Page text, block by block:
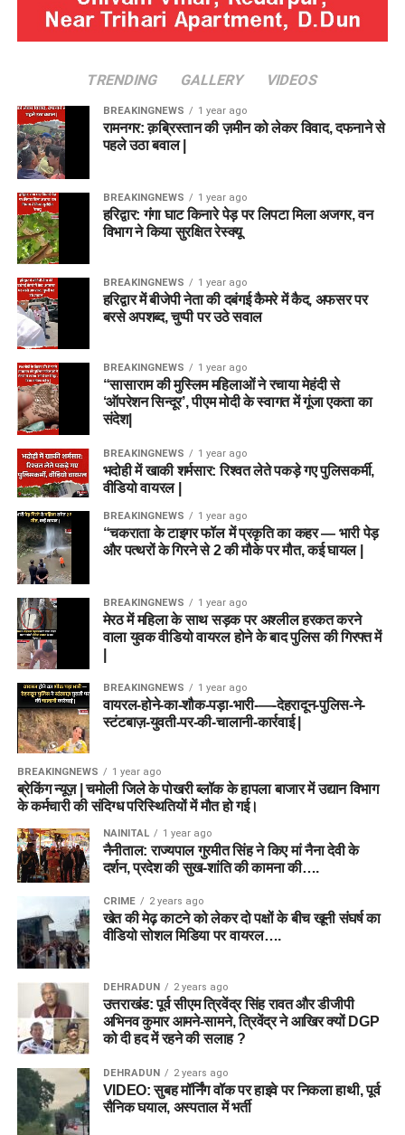
TRENDING GALLERY VIDEOS
BREAKINGNEWS 1 year ago
रामनगर: क़ब्रिस्तान की ज़मीन को लेकर विवाद, दफनाने से
पहले उठा बवाल |
BREAKINGNEWS 1 year ago
हरिद्वार: गंगा घाट किनारे पेड़ पर लिपटा मिला अजगर, वन
विभाग ने किया सुरक्षित रेस्क्यू
BREAKINGNEWS 1 year ago
हरिद्वार में बीजेपी नेता की दबंगई कैमरे में कैद, अफसर पर
बरसे अपशब्द, चुप्पी पर उठे सवाल
BREAKINGNEWS 1 year ago
“सासाराम की मुस्लिम महिलाओं ने रचाया मेहंदी से
‘ऑपरेशन सिन्दूर’, पीएम मोदी के स्वागत में गूंजा एकता का
संदेश|
BREAKINGNEWS 1 year ago
भदोही में खाकी शर्मसार: रिश्वत लेते पकड़े गए पुलिसकर्मी,
वीडियो वायरल |
BREAKINGNEWS 1 year ago
“चकराता के टाइगर फॉल में प्रकृति का कहर — भारी पेड़
और पत्थरों के गिरने से 2 की मौके पर मौत, कई घायल |
BREAKINGNEWS 1 year ago
मेरठ में महिला के साथ सड़क पर अश्लील हरकत करने
वाला युवक वीडियो वायरल होने के बाद पुलिस की गिरफ्त में
BREAKINGNEWS 1 year ago
वायरल-होने-का-शौक-पड़ा-भारी-—-देहरादून-पुलिस-ने-
स्टंटबाज़-युवती-पर-की-चालानी-कार्रवाई |
BREAKINGNEWS 1 year ago
ब्रेकिंग न्यूज़ | चमोली जिले के पोखरी ब्लॉक के हापला बाजार में उद्यान विभाग
के कर्मचारी की संदिग्ध परिस्थितियों में मौत हो गई।
NAINITAL 1 year ago
नैनीताल: राज्यपाल गुरमीत सिंह ने किए मां नैना देवी के
दर्शन, प्रदेश की सुख-शांति की कामना की….
CRIME 2 years ago
खेत की मेढ़ काटने को लेकर दो पक्षों के बीच खूनी संघर्ष का
वीडियो सोशल मिडिया पर वायरल….
DEHRADUN 2 years ago
उत्तराखंड: पूर्व सीएम त्रिवेंद्र सिंह रावत और डीजीपी
अभिनव कुमार आमने-सामने, त्रिवेंद्र ने आखिर क्यों DGP
को दी हद में रहने की सलाह ?
DEHRADUN 2 years ago
VIDEO: सुबह मॉर्निंग वॉक पर हाइवे पर निकला हाथी, पूर्व
सैनिक घयाल, अस्पताल में भर्ती